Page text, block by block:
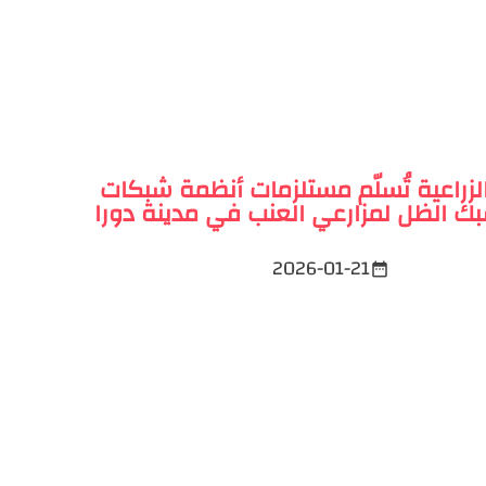
الزراعية تُسلّم مستلزمات أنظمة شبكات
الظل لمزارعي العنب في مدينة دورا
2026-01-21date_range